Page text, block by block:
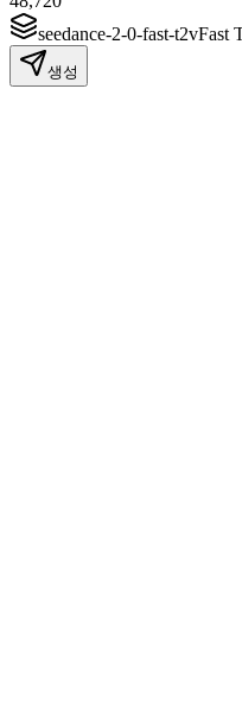
seedance-2-0-fast-t2vFast
생성